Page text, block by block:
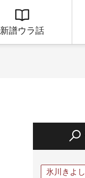
新譜ウラ話
氷川きよし